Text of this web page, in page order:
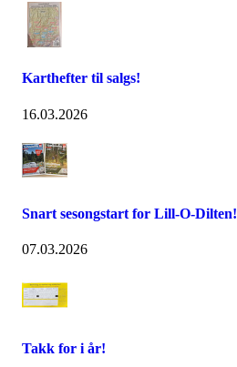
Karthefter til salgs!
16.03.2026
Snart sesongstart for Lill-O-Dilten!
07.03.2026
Takk for i år!